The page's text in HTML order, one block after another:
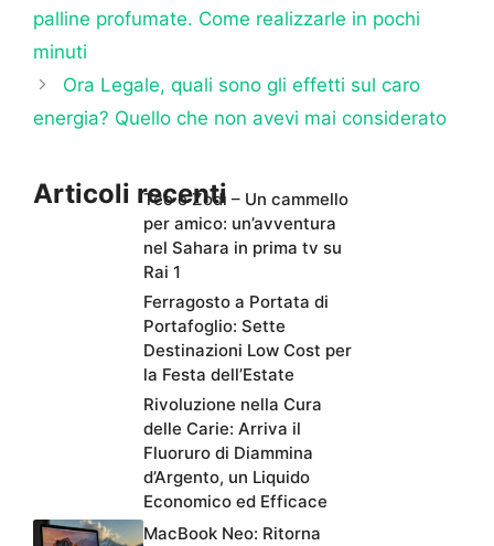
palline profumate. Come realizzarle in pochi
minuti
Ora Legale, quali sono gli effetti sul caro
energia? Quello che non avevi mai considerato
Articoli recentiTeo e Zodì – Un cammello
per amico: un’avventura
nel Sahara in prima tv su
Rai 1
Ferragosto a Portata di
Portafoglio: Sette
Destinazioni Low Cost per
la Festa dell’Estate
Rivoluzione nella Cura
delle Carie: Arriva il
Fluoruro di Diammina
d’Argento, un Liquido
Economico ed Efficace
MacBook Neo: Ritorna